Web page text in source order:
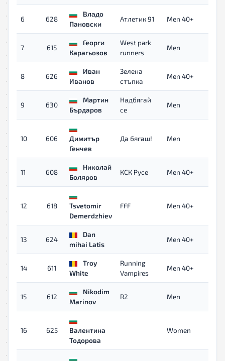
6 628
Владо
Пановски
Атлетик 91 Men 40+
7 615
Георги
Карагьозов
West park
runners
Men
8 626
Иван
Иванов
Зелена
стъпка
Men 40+
9 630
Мартин
Бърдаров
Надбягай
се
Men
10 606
Димитър
Генчев
Да бягаш! Men
11 608
Николай
Боляров
КСК Русе Men 40+
12 618
Tsvetomir
Demerdzhiev
FFF Men 40+
13 624
Dan
mihai Latis
Men 40+
14 611
Troy
White
Running
Vampires
Men 40+
15 612
Nikodim
Marinov
R2 Men
16 625
Валентина
Тодорова
Women